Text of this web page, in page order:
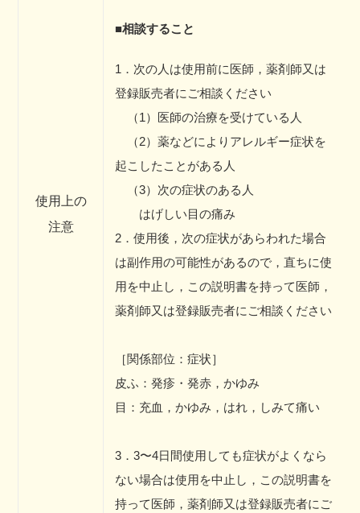
使用上の
注意
■相談すること
1．次の人は使用前に医師，薬剤師又は
登録販売者にご相談ください
（1）医師の治療を受けている人
（2）薬などによりアレルギー症状を
起こしたことがある人
（3）次の症状のある人
はげしい目の痛み
2．使用後，次の症状があらわれた場合
は副作用の可能性があるので，直ちに使
用を中止し，この説明書を持って医師，
薬剤師又は登録販売者にご相談ください
［関係部位：症状］
皮ふ：発疹・発赤，かゆみ
目：充血，かゆみ，はれ，しみて痛い
3．3〜4日間使用しても症状がよくなら
ない場合は使用を中止し，この説明書を
持って医師，薬剤師又は登録販売者にご